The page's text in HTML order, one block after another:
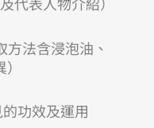
法含浸泡油、
功效及運用